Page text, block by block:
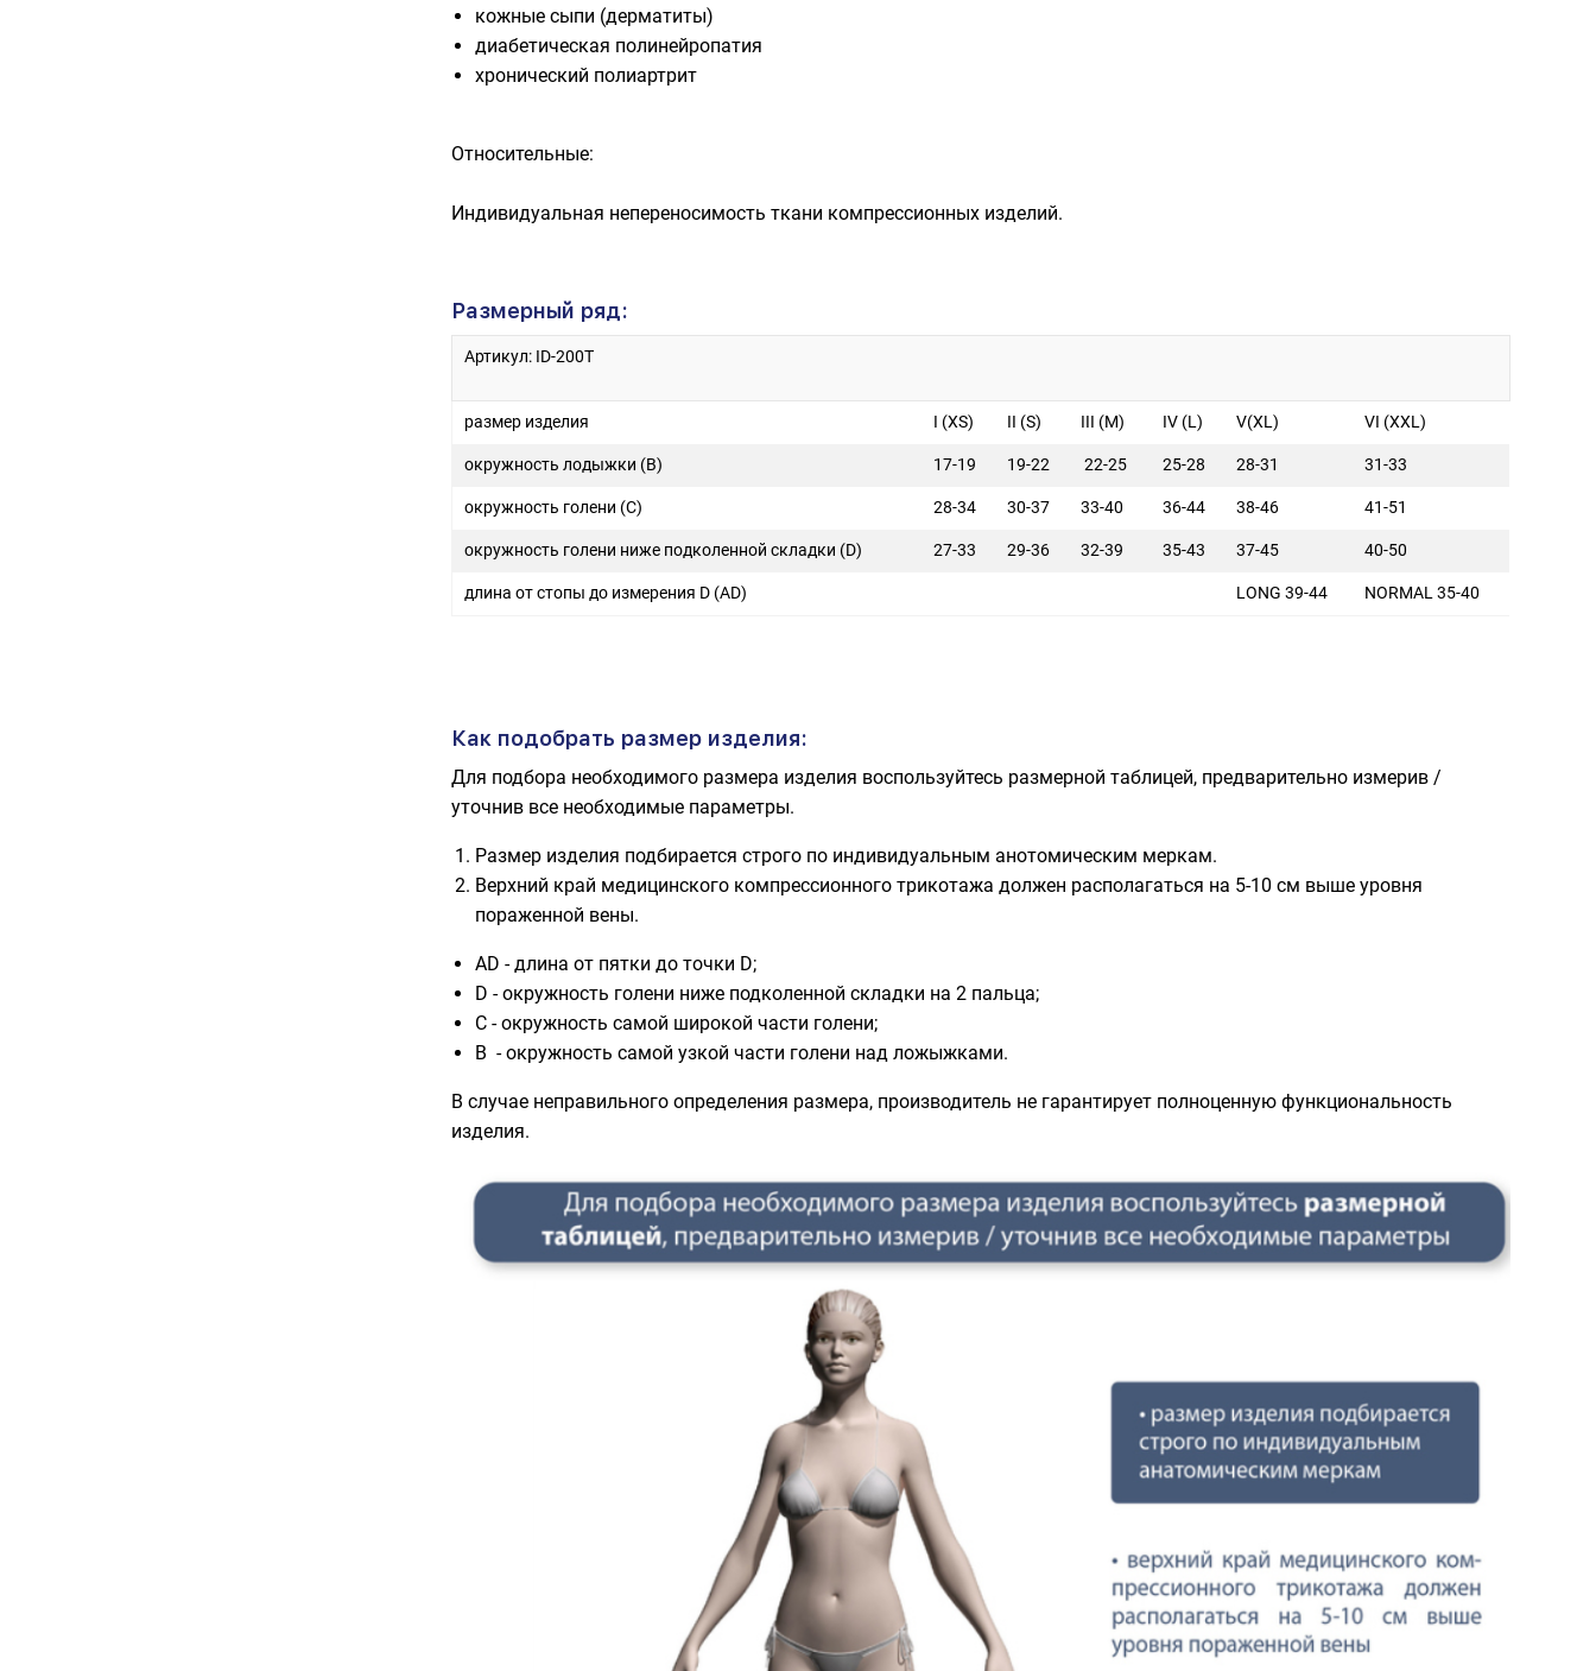
кожные сыпи (дерматиты)
диабетическая полинейропатия
хронический полиартрит
Относительные:
Индивидуальная непереносимость ткани компрессионных изделий.
Размерный ряд:
Артикул: ID-200T
размер изделия I (XS) II (S) III (M) IV (L) V(XL) VI (XXL)
окружность лодыжки (В) 17-19 19-22 22-25 25-28 28-31 31-33
окружность голени (С) 28-34 30-37 33-40 36-44 38-46 41-51
окружность голени ниже подколенной складки (D) 27-33 29-36 32-39 35-43 37-45 40-50
длина от стопы до измерения D (AD) LONG 39-44 NORMAL 35-40
Как подобрать размер изделия:
Для подбора необходимого размера изделия воспользуйтесь размерной таблицей, предварительно измерив /
уточнив все необходимые параметры.
Размер изделия подбирается строго по индивидуальным анотомическим меркам.
Верхний край медицинского компрессионного трикотажа должен располагаться на 5-10 см выше уровня
пораженной вены.
AD - длина от пятки до точки D;
D - окружность голени ниже подколенной складки на 2 пальца;
C - окружность самой широкой части голени;
B - окружность самой узкой части голени над ложыжками.
В случае неправильного определения размера, производитель не гарантирует полноценную функциональность
изделия.